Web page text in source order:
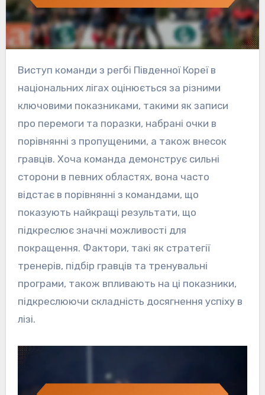
Виступ команди з регбі Південної Кореї в
національних лігах оцінюється за різними
ключовими показниками, такими як записи
про перемоги та поразки, набрані очки в
порівнянні з пропущеними, а також внесок
гравців. Хоча команда демонструє сильні
сторони в певних областях, вона часто
відстає в порівнянні з командами, що
показують найкращі результати, що
підкреслює значні можливості для
покращення. Фактори, такі як стратегії
тренерів, підбір гравців та тренувальні
програми, також впливають на ці показники,
підкреслюючи складність досягнення успіху в
лізі.